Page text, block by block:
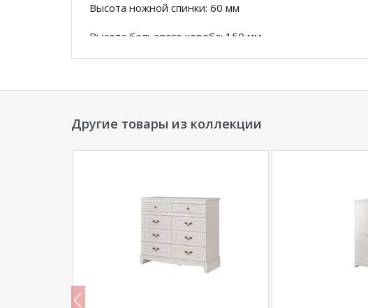
Высота ножной спинки: 60 мм
Высота бельевого короба: 150 мм
Декор: Кант
Вариант цвета опор: Дуб коньяк
Рекомендуемая высота матраса (мм)200
Толщина изголовья (мм):70
Максимальная нагрузка на одно спальное место (кг):140
Высота царги (мм): 300
Другие товары из коллекции